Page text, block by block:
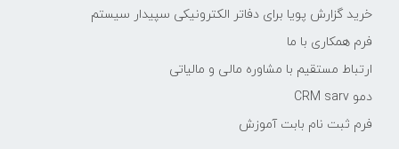
خرید گزارش پویا برای دفاتر الکترونیکی سپیدار سیستم
فرم همکاری با ما
ارتباط مستقیم با مشاوره مالی و مالیاتی
دمو CRM sarv
فرم ثبت نام بابت آموزش